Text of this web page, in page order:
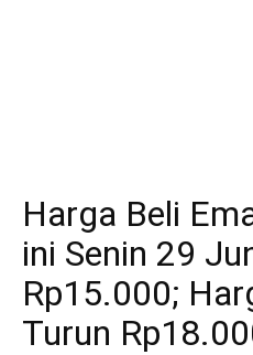
Harga Beli
ini Senin 29
Rp15.000;
Turun